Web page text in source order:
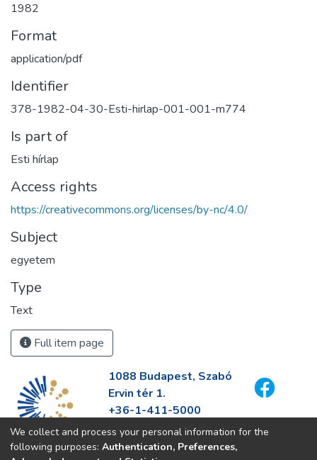
1982
Format
application/pdf
Identifier
378-1982-04-30-Esti-hirlap-001-001-m774
Is part of
Esti hírlap
Access rights
https://creativecommons.org/licenses/by-nc/4.0/
Subject
egyetem
Type
Text
Full item page
1088 Budapest, Szabó
Ervin tér 1.
+36-1-411-5000
info@fszek.hu
https://fszek.hu
We collect and process your personal information for the
following purposes: Authentication, Preferences,